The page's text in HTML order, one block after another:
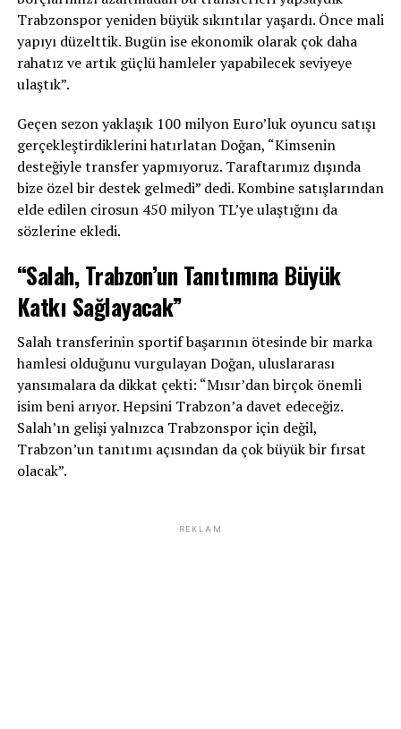
Trabzonspor yeniden büyük sıkıntılar yaşardı. Önce mali
yapıyı düzelttik. Bugün ise ekonomik olarak çok daha
rahatız ve artık güçlü hamleler yapabilecek seviyeye
ulaştık”.
Geçen sezon yaklaşık 100 milyon Euro’luk oyuncu satışı
gerçekleştirdiklerini hatırlatan Doğan, “Kimsenin
desteğiyle transfer yapmıyoruz. Taraftarımız dışında
bize özel bir destek gelmedi” dedi. Kombine satışlarından
elde edilen cirosun 450 milyon TL’ye ulaştığını da
sözlerine ekledi.
“Salah, Trabzon’un Tanıtımına Büyük
Katkı Sağlayacak”
Salah transferinin sportif başarının ötesinde bir marka
hamlesi olduğunu vurgulayan Doğan, uluslararası
yansımalara da dikkat çekti: “Mısır’dan birçok önemli
isim beni arıyor. Hepsini Trabzon’a davet edeceğiz.
Salah’ın gelişi yalnızca Trabzonspor için değil,
Trabzon’un tanıtımı açısından da çok büyük bir fırsat
olacak”.
REKLAM